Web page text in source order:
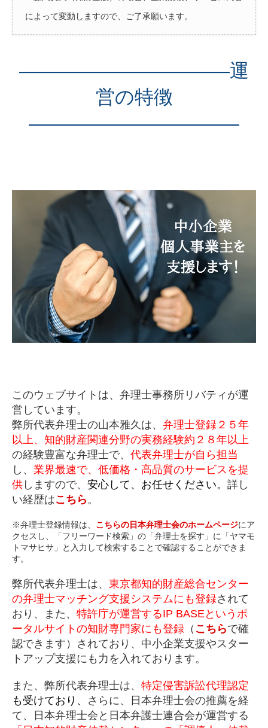
によって変動しますので、ご了承願います。
———————————運
営の特徴
———————————
このウェブサイトは、弁理士事務所リバティが運
営しています。
弊所代表弁理士の山本雅久は、 弁理士登録２５年
以上、知的財産関連分野の実務経験約２８年以上
の経験豊富な弁理士で、 代表弁理士が自ら担当
し、 業界最速で、低価格・高品質のサービスを提
供 しますので、 安心して、お任せください。 詳し
い経歴はこちら 。
※弁理士登録情報は、 こちらの日本弁理士会のホームページにア
クセスし、「フリーワード検索」の「弁理士を探す」に「ヤマモ
トマサヒサ」と入力して検索することで確認することができま
す。
弊所代表弁理士は、 東京都知的財産総合センター
の弁理士マッチング支援システムにも登録されて
おり、また、 特許庁が運営するIP BASEというポ
ータルサイトの知財専門家にも登録 （ こちらで確
認できます）されており、中小企業支援やスター
トアップ支援にも力を入れております。
また、弊所代表弁理士は、 特定侵害訴訟代理認定
も受けており、 さらに、日本弁理士会の推薦を経
て、日本弁理士会と日本弁護士連合会が運営する